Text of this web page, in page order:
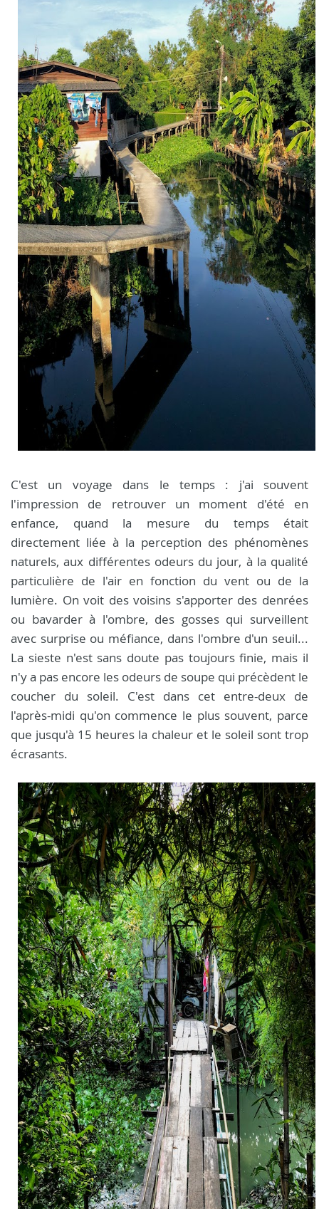
C'est un voyage dans le temps : j'ai souvent
l'impression de retrouver un moment d'été en
enfance, quand la mesure du temps était
directement liée à la perception des phénomènes
naturels, aux différentes odeurs du jour, à la qualité
particulière de l'air en fonction du vent ou de la
lumière. On voit des voisins s'apporter des denrées
ou bavarder à l'ombre, des gosses qui surveillent
avec surprise ou méfiance, dans l'ombre d'un seuil...
La sieste n'est sans doute pas toujours finie, mais il
n'y a pas encore les odeurs de soupe qui précèdent le
coucher du soleil. C'est dans cet entre-deux de
l'après-midi qu'on commence le plus souvent, parce
que jusqu'à 15 heures la chaleur et le soleil sont trop
écrasants.